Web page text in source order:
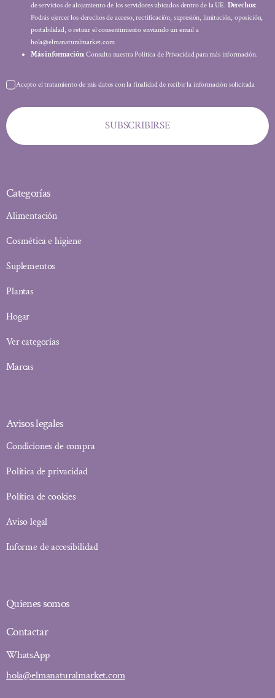
de servicios de alojamiento de los servidores ubicados dentro de la UE. Derechos:
Podrás ejercer los derechos de acceso, rectificación, supresión, limitación, oposición,
portabilidad, o retirar el consentimiento enviando un email a
hola@elmanaturalmarket.com
Más información: Consulta nuestra Política de Privacidad para más información.
Acepto el tratamiento de mis datos con la finalidad de recibir la información solicitada
SUBSCRIBIRSE
Categorías
Alimentación
Cosmética e higiene
Suplementos
Plantas
Hogar
Ver categorías
Marcas
Avisos legales
Condiciones de compra
Política de privacidad
Política de cookies
Aviso legal
Informe de accesibilidad
Quienes somos
Contactar
WhatsApp
hola@elmanaturalmarket.com